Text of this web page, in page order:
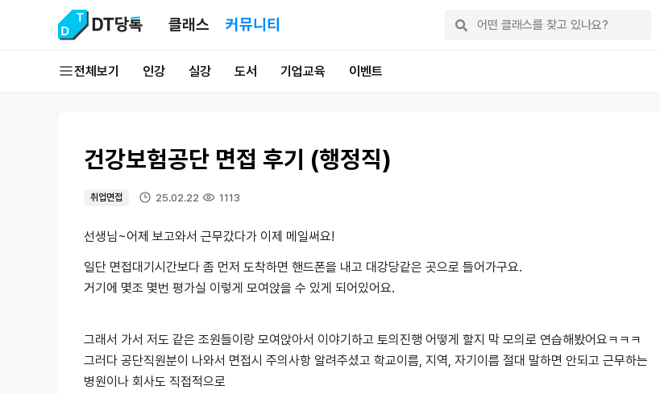
클래스 커뮤니티
전체보기 인강 실강 도서 기업교육 이벤트
건강보험공단 면접 후기 (행정직)
취업면접 25.02.22 1113
선생님~어제 보고와서 근무갔다가 이제 메일써요!
일단 면접대기시간보다 좀 먼저 도착하면 핸드폰을 내고 대강당같은 곳으로 들어가구요.
거기에 몇조 몇번 평가실 이렇게 모여앉을 수 있게 되어있어요.
그래서 가서 저도 같은 조원들이랑 모여앉아서 이야기하고 토의진행 어떻게 할지 막 모의로 연습해봤어요ㅋㅋㅋ
그러다 공단직원분이 나와서 면접시 주의사항 알려주셨고 학교이름, 지역, 자기이름 절대 말하면 안되고 근무하는
병원이나 회사도 직접적으로